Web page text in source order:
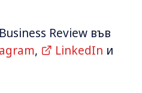
Review във
, LinkedIn и